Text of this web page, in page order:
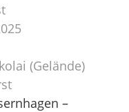
(Gelände)
–